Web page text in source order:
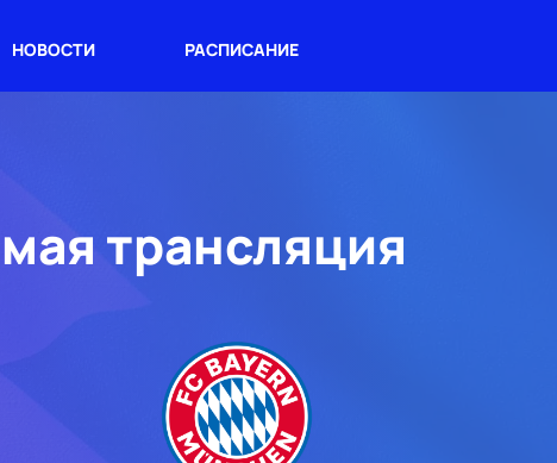
НОВОСТИ РАСПИСАНИЕ
трансляция